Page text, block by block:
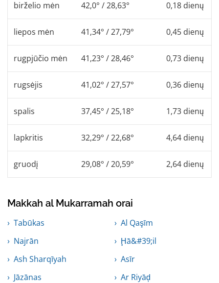
birželio mėn 42,0° / 28,63° 0,18 dienų
liepos mėn 41,34° / 27,79° 0,45 dienų
rugpjūčio mėn 41,23° / 28,46° 0,73 dienų
rugsėjis 41,02° / 27,57° 0,36 dienų
spalis 37,45° / 25,18° 1,73 dienų
lapkritis 32,29° / 22,68° 4,64 dienų
gruodį 29,08° / 20,59° 2,64 dienų
Makkah al Mukarramah orai
Tabūkas
Al Qaşīm
Najrān
Ḩā&#39;il
Ash Sharqīyah
Asīr
Jāzānas
Ar Riyāḑ